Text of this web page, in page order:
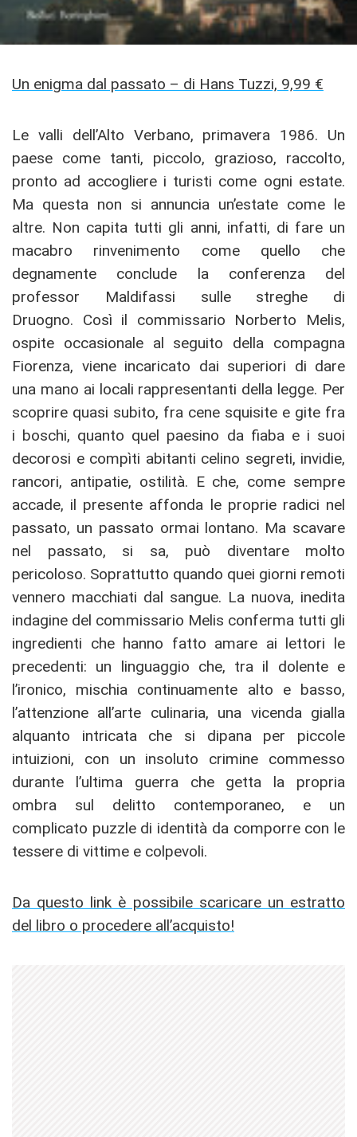
Un enigma dal passato – di Hans Tuzzi, 9,99 €
Le valli dell’Alto Verbano, primavera 1986. Un
paese come tanti, piccolo, grazioso, raccolto,
pronto ad accogliere i turisti come ogni estate.
Ma questa non si annuncia un’estate come le
altre. Non capita tutti gli anni, infatti, di fare un
macabro rinvenimento come quello che
degnamente conclude la conferenza del
professor Maldifassi sulle streghe di
Druogno. Così il commissario Norberto Melis,
ospite occasionale al seguito della compagna
Fiorenza, viene incaricato dai superiori di dare
una mano ai locali rappresentanti della legge. Per
scoprire quasi subito, fra cene squisite e gite fra
i boschi, quanto quel paesino da fiaba e i suoi
decorosi e compìti abitanti celino segreti, invidie,
rancori, antipatie, ostilità. E che, come sempre
accade, il presente affonda le proprie radici nel
passato, un passato ormai lontano. Ma scavare
nel passato, si sa, può diventare molto
pericoloso. Soprattutto quando quei giorni remoti
vennero macchiati dal sangue. La nuova, inedita
indagine del commissario Melis conferma tutti gli
ingredienti che hanno fatto amare ai lettori le
precedenti: un linguaggio che, tra il dolente e
l’ironico, mischia continuamente alto e basso,
l’attenzione all’arte culinaria, una vicenda gialla
alquanto intricata che si dipana per piccole
intuizioni, con un insoluto crimine commesso
durante l’ultima guerra che getta la propria
ombra sul delitto contemporaneo, e un
complicato puzzle di identità da comporre con le
tessere di vittime e colpevoli.
Da questo link è possibile scaricare un estratto
del libro o procedere all’acquisto!